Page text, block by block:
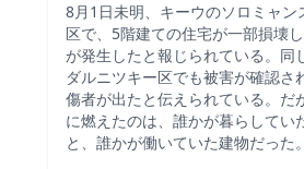
8月1日未明、キーウのソロミャン
区で、5階建ての住宅が一部損壊
が発生したと報じられている。同
ダルニツキー区でも被害が確認さ
傷者が出たと伝えられている。だ
に燃えたのは、誰かが暮らしてい
と、誰かが働いていた建物だった。